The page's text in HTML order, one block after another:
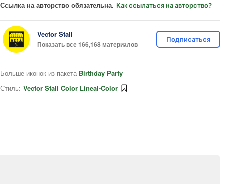
Ссылка на авторство обязательна. Как ссылаться на авторство?
Vector Stall
Показать все 166,168 материалов
Подписаться
Больше иконок из пакета Birthday Party
Стиль: Vector Stall Color Lineal-Color